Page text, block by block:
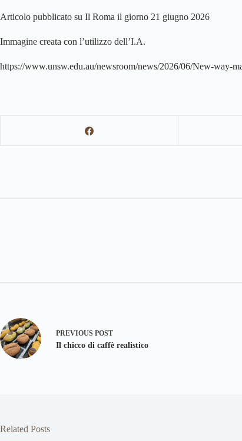
Articolo pubblicato su Il Roma il giorno 21 giugno 2026
Immagine creata con l’utilizzo dell’I.A.
https://www.unsw.edu.au/newsroom/news/2026/06/New-way-
PREVIOUS POST
Il chicco di caffè realistico
Related Posts